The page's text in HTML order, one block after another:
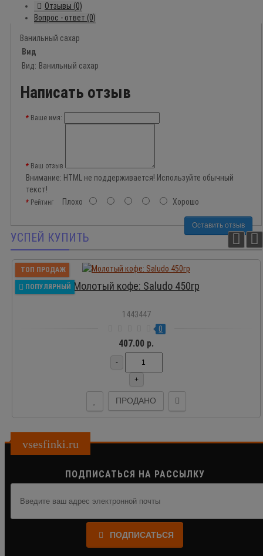
Отзывы (0)
Вопрос - ответ (0)
Ванильный сахар
Вид
Вид: Ванильный сахар
Написать отзыв
Ваше имя:
Ваш отзыв
Внимание: HTML не поддерживается! Используйте обычный
текст!
Рейтинг Плохо Хорошо
Оставить отзыв
УСПЕЙ КУПИТЬ
ТОП ПРОДАЖ
ПОПУЛЯРНЫЙ Молотый кофе: Saludo 450гр
1443447
0
407.00 р.
-
+
ПРОДАНО
vsesfinki.ru
ПОДПИСАТЬСЯ НА РАССЫЛКУ
ПОДПИСАТЬСЯ